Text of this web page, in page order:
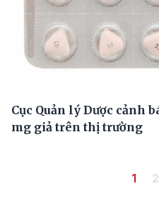
Cục Quản lý Dược cảnh
mg giả trên thị trường
1 2